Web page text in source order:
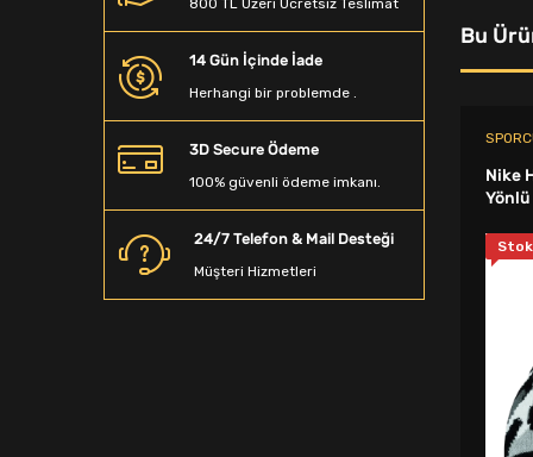
Scooter
Amerikan Futbolu Topu
Deniz Gözlüğü
Yüzme Malzemeleri
Düdük
800 TL Üzeri Ücretsiz Teslimat
14 Gün İçinde İade
Herhangi bir problemde .
3D Secure Ödeme
100% güvenli ödeme imkanı.
24/7 Telefon & Mail Desteği
Müşteri Hizmetleri
Bu
Nike
Yönlü